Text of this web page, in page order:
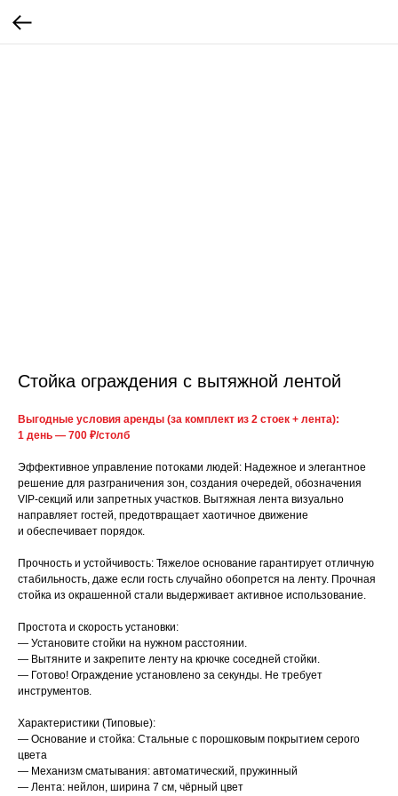
Стойка ограждения с вытяжной лентой
Выгодные условия аренды (за комплект из 2 стоек + лента):
1 день — 700 ₽/столб
Эффективное управление потоками людей: Надежное и элегантное
решение для разграничения зон, создания очередей, обозначения
VIP-секций или запретных участков. Вытяжная лента визуально
направляет гостей, предотвращает хаотичное движение
и обеспечивает порядок.
Прочность и устойчивость: Тяжелое основание гарантирует отличную
стабильность, даже если гость случайно обопрется на ленту. Прочная
стойка из окрашенной стали выдерживает активное использование.
Простота и скорость установки:
— Установите стойки на нужном расстоянии.
— Вытяните и закрепите ленту на крючке соседней стойки.
— Готово! Ограждение установлено за секунды. Не требует
инструментов.
Характеристики (Типовые):
— Основание и стойка: Стальные с порошковым покрытием серого
цвета
— Механизм сматывания: автоматический, пружинный
— Лента: нейлон, ширина 7 см, чёрный цвет